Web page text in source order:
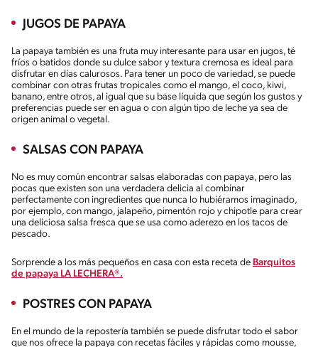
JUGOS DE PAPAYA
La papaya también es una fruta muy interesante para usar en jugos, té
fríos o batidos donde su dulce sabor y textura cremosa es ideal para
disfrutar en días calurosos. Para tener un poco de variedad, se puede
combinar con otras frutas tropicales como el mango, el coco, kiwi,
banano, entre otros, al igual que su base líquida que según los gustos y
preferencias puede ser en agua o con algún tipo de leche ya sea de
origen animal o vegetal.
SALSAS CON PAPAYA
No es muy común encontrar salsas elaboradas con papaya, pero las
pocas que existen son una verdadera delicia al combinar
perfectamente con ingredientes que nunca lo hubiéramos imaginado,
por ejemplo, con mango, jalapeño, pimentón rojo y chipotle para crear
una deliciosa salsa fresca que se usa como aderezo en los tacos de
pescado.
Sorprende a los más pequeños en casa con esta receta de Barquitos
de papaya LA LECHERA®.
POSTRES CON PAPAYA
En el mundo de la repostería también se puede disfrutar todo el sabor
que nos ofrece la papaya con recetas fáciles y rápidas como mousse,